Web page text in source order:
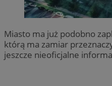
Miasto ma już podobno
którą ma zamiar
jeszcze nieoficjalne